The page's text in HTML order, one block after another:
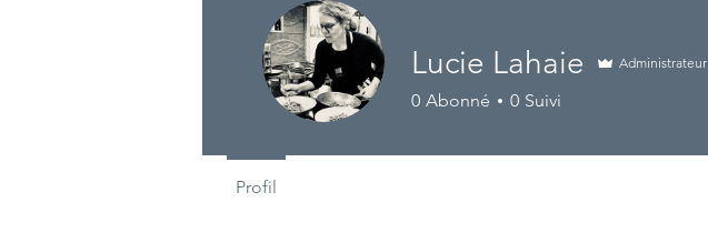
Lucie Lahaie Administrateur
0 Abonné 0 Suivi
Profil